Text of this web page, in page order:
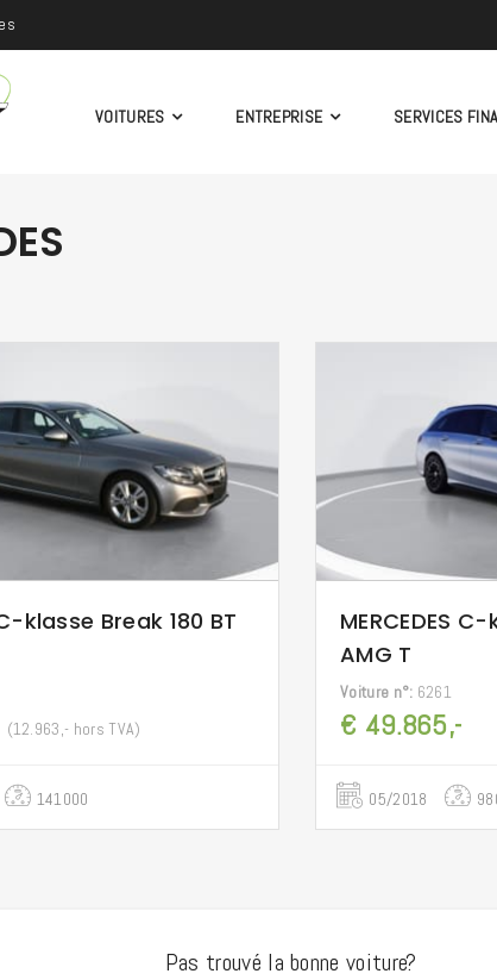
VOITURES ENTREPRISE SERVICES
C-klasse Break 180 BT
(12.963,- hors TVA)
141000
MERCEDES
AMG T
Voiture n°: 6261
€ 49.865,-
05/2018
Pas trouvé la bonne voiture?